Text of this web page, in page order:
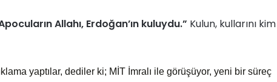
Allahı, Erdoğan’ın kuluydu.” Kulun, kullarını kim
yaptılar, dediler ki; MİT İmralı ile görüşüyor, yeni bir süreç